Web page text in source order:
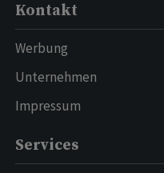
Kontakt
Werbung
Unternehmen
Impressum
Services